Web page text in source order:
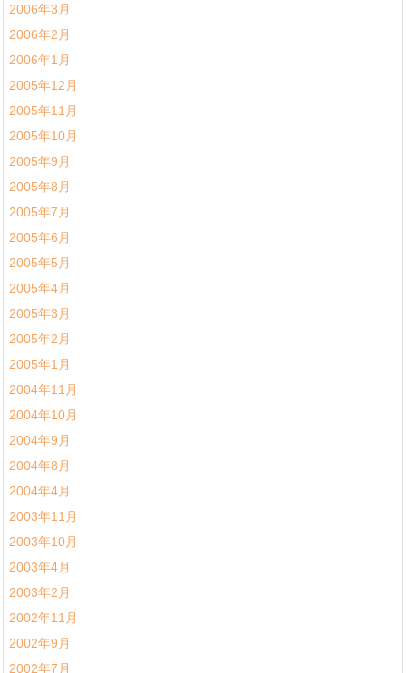
2006年3月
2006年2月
2006年1月
2005年12月
2005年11月
2005年10月
2005年9月
2005年8月
2005年7月
2005年6月
2005年5月
2005年4月
2005年3月
2005年2月
2005年1月
2004年11月
2004年10月
2004年9月
2004年8月
2004年4月
2003年11月
2003年10月
2003年4月
2003年2月
2002年11月
2002年9月
2002年7月